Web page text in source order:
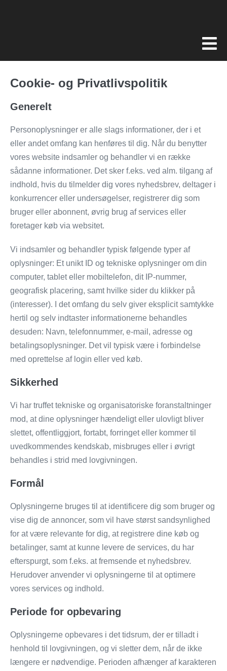
Cookie- og Privatlivspolitik
Generelt
Personoplysninger er alle slags informationer, der i et
eller andet omfang kan henføres til dig. Når du benytter
vores website indsamler og behandler vi en række
sådanne informationer. Det sker f.eks. ved alm. tilgang af
indhold, hvis du tilmelder dig vores nyhedsbrev, deltager i
konkurrencer eller undersøgelser, registrerer dig som
bruger eller abonnent, øvrig brug af services eller
foretager køb via websitet.
Vi indsamler og behandler typisk følgende typer af
oplysninger: Et unikt ID og tekniske oplysninger om din
computer, tablet eller mobiltelefon, dit IP-nummer,
geografisk placering, samt hvilke sider du klikker på
(interesser). I det omfang du selv giver eksplicit samtykke
hertil og selv indtaster informationerne behandles
desuden: Navn, telefonnummer, e-mail, adresse og
betalingsoplysninger. Det vil typisk være i forbindelse
med oprettelse af login eller ved køb.
Sikkerhed
Vi har truffet tekniske og organisatoriske foranstaltninger
mod, at dine oplysninger hændeligt eller ulovligt bliver
slettet, offentliggjort, fortabt, forringet eller kommer til
uvedkommendes kendskab, misbruges eller i øvrigt
behandles i strid med lovgivningen.
Formål
Oplysningerne bruges til at identificere dig som bruger og
vise dig de annoncer, som vil have størst sandsynlighed
for at være relevante for dig, at registrere dine køb og
betalinger, samt at kunne levere de services, du har
efterspurgt, som f.eks. at fremsende et nyhedsbrev.
Herudover anvender vi oplysningerne til at optimere
vores services og indhold.
Periode for opbevaring
Oplysningerne opbevares i det tidsrum, der er tilladt i
henhold til lovgivningen, og vi sletter dem, når de ikke
længere er nødvendige. Perioden afhænger af karakteren